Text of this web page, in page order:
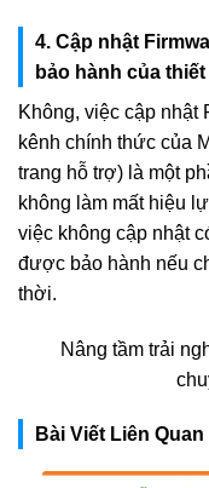
4. Cập nhật
bảo hành của
Không, việc cập nhật
kênh chính thức của
trang hỗ trợ) là một
không làm mất hiệu
việc không cập nhật
được bảo hành nếu
thời.
Nâng tầm trải
Bài Viết Liên Quan